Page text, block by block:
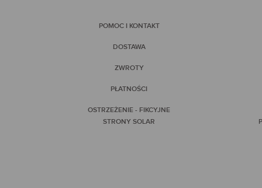
POMOC I KONTAKT
DOSTAWA
ZWROTY
PŁATNOŚCI
OSTRZEŻENIE - FIKCYJNE
STRONY SOLAR